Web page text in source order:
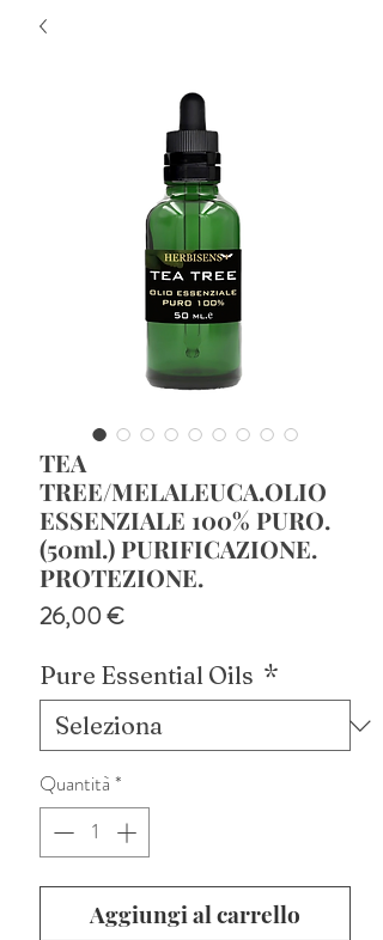
TEA
TREE/MELALEUCA.OLIO
ESSENZIALE 100% PURO.
(50ml.) PURIFICAZIONE.
PROTEZIONE.
26,00 €Prezzo
Pure Essential Oils *
Quantità *
Aggiungi al carrello